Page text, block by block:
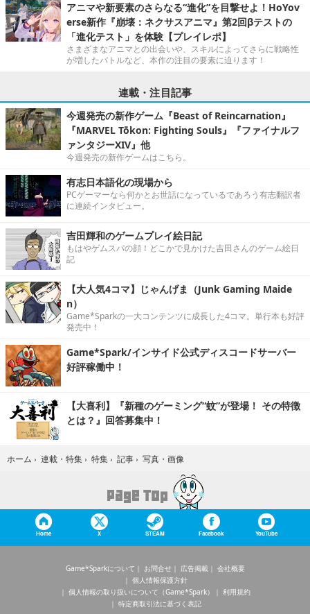
アニマや新要素のさらなる“進化”を目撃せよ！HoYov
erse新作『崩壊：ネクサスアニマ』第2回βテストの
「進化テスト」を体験【プレイレポ】
さまざまなアニマとの出会いや、スキルによってさらに戦略性
が増したバトルなど、本作の注目の要素に迫ります！
連載・注目記事
今週発売の新作ゲーム『Beast of Reincarnation』
『MARVEL Tōkon: Fighting Souls』『ファイナルフ
ァンタジーXIV』他
今週発売の新作ゲームはこちら。
有志日本語化の現場から
PCゲーマーなら何かとお世話になっているであろう有志翻訳者
に連続インタビュー。
吉田輝和のゲームプレイ絵日記
もはやゲムスパの顔！どこかで見かけた吉田さんのゲーム絵日
記
【大人気4コマ】じゃんげま（Junk Gaming Maide
n）
Game*Sparkの一大コンテンツに成長した4コマ。単行本も好評
発売中！
Game*Spark/インサイド公式ディスコードサーバー
好評稼働中！
【大喜利】『新種のゲーミング“蚊”が登場！ その特徴
とは？』回答募集中！
ホーム › 連載・特集 › 特集 › 記事 › 写真・画像
Home X STEAM Facebook YouTube
Game*Sparkについて お問合せ 広告掲載
会社概要
個人情報保護方針
個人情報の取り扱いについて（Game*Spark）
利用規約
特定商取引法に基づく表記